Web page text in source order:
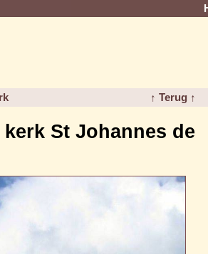
↑ Terug ↑
St Johannes de